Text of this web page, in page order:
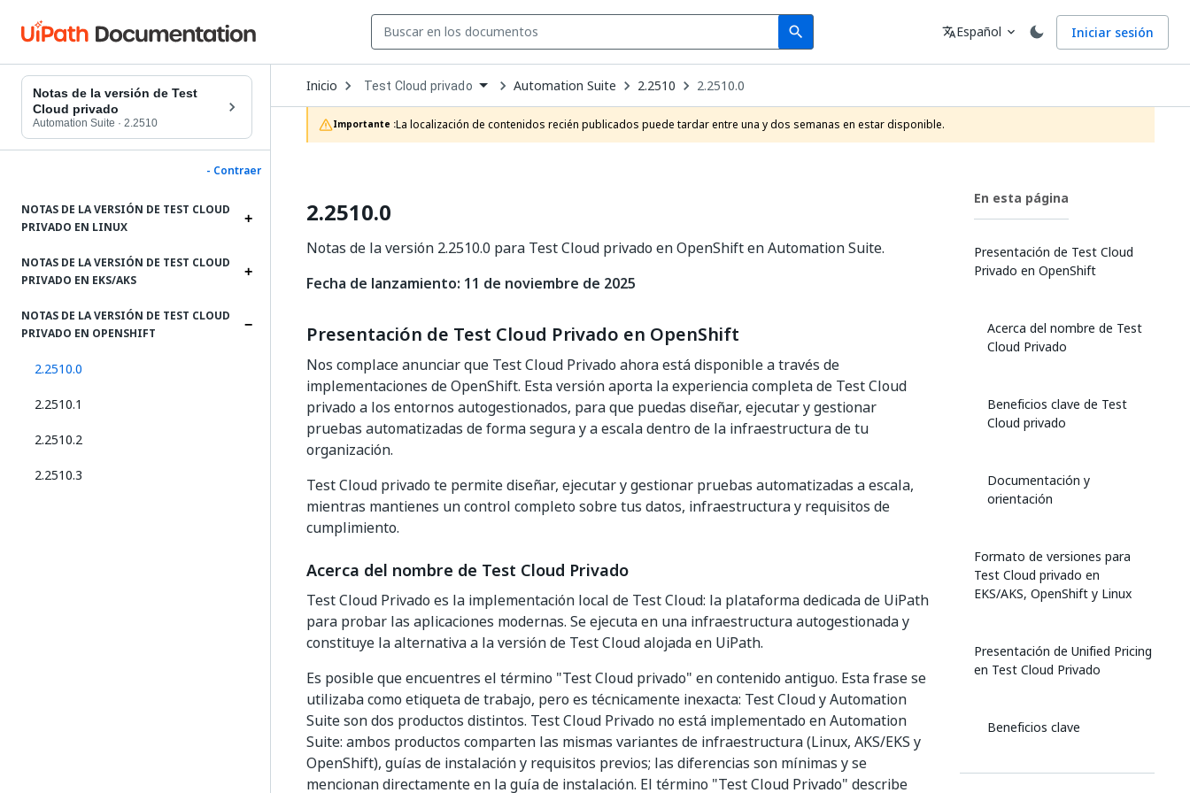
search
Search Idioma
translateEspañol expand_more Iniciar sesión
Notas de la versión de Test
Cloud privado
Automation Suite · 2.2510
- Contraer
NOTAS DE LA VERSIÓN DE TEST CLOUD
PRIVADO EN LINUX
NOTAS DE LA VERSIÓN DE TEST CLOUD
PRIVADO EN EKS/AKS
NOTAS DE LA VERSIÓN DE TEST CLOUD
PRIVADO EN OPENSHIFT
2.2510.0
2.2510.1
2.2510.2
2.2510.3
Inicio Open
Dropdown
to
choose
product
Test Cloud privado Automation Suite 2.2510 2.2510.0
Importante :La localización de contenidos recién publicados puede tardar entre una y dos semanas en estar disponible.
2.2510.0
Notas de la versión 2.2510.0 para Test Cloud privado en OpenShift en Automation Suite.
Fecha de lanzamiento: 11 de noviembre de 2025
Presentación de Test Cloud Privado en OpenShift
Nos complace anunciar que Test Cloud Privado ahora está disponible a través de
implementaciones de OpenShift. Esta versión aporta la experiencia completa de Test Cloud
privado a los entornos autogestionados, para que puedas diseñar, ejecutar y gestionar
pruebas automatizadas de forma segura y a escala dentro de la infraestructura de tu
organización.
Test Cloud privado te permite diseñar, ejecutar y gestionar pruebas automatizadas a escala,
mientras mantienes un control completo sobre tus datos, infraestructura y requisitos de
cumplimiento.
Acerca del nombre de Test Cloud Privado
Test Cloud Privado es la implementación local de Test Cloud: la plataforma dedicada de UiPath
para probar las aplicaciones modernas. Se ejecuta en una infraestructura autogestionada y
constituye la alternativa a la versión de Test Cloud alojada en UiPath.
Es posible que encuentres el término "Test Cloud privado" en contenido antiguo. Esta frase se
utilizaba como etiqueta de trabajo, pero es técnicamente inexacta: Test Cloud y Automation
Suite son dos productos distintos. Test Cloud Privado no está implementado en Automation
Suite: ambos productos comparten las mismas variantes de infraestructura (Linux, AKS/EKS y
OpenShift), guías de instalación y requisitos previos; las diferencias son mínimas y se
mencionan directamente en la guía de instalación. El término "Test Cloud Privado" describe
En esta página
Presentación de Test Cloud
Privado en OpenShift
Acerca del nombre de Test
Cloud Privado
Beneficios clave de Test
Cloud privado
Documentación y
orientación
Formato de versiones para
Test Cloud privado en
EKS/AKS, OpenShift y Linux
Presentación de Unified Pricing
en Test Cloud Privado
Beneficios clave